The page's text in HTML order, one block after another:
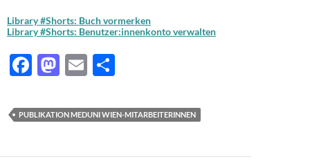
Library #Shorts: Buch vormerken
Library #Shorts: Benutzer:innenkonto verwalten
F
e
o
M
to
o
E
ail le
PUBLIKATION MEDUNI WIEN-MITARBEITERINNEN